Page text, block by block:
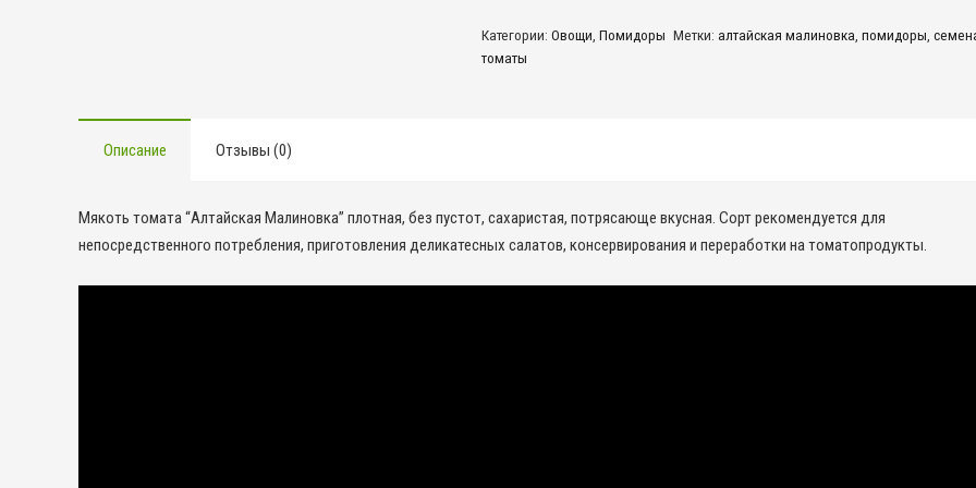
Малиновка
Категории: Овощи Помидоры Метки:алтайская малиновка ,помидоры ,
томаты
Описание Отзывы (0)
Мякоть томата “Алтайская Малиновка” плотная, без пустот, сахаристая, потрясающе вкусная. Сорт рекомендуется для
непосредственного потребления, приготовления деликатесных салатов, консервирования и переработки на томатопродукты.